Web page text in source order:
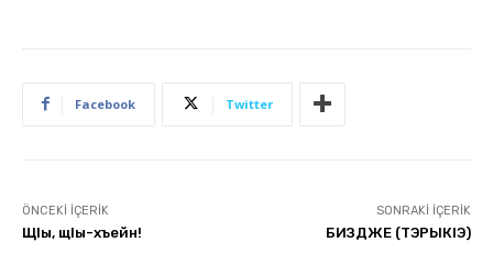
Facebook Twitter
ÖNCEKI İÇERIK
Щlы, щlы-хъейн!
SONRAKI İÇERIK
БИЗДЖЕ (ТЭРЫКlЭ)